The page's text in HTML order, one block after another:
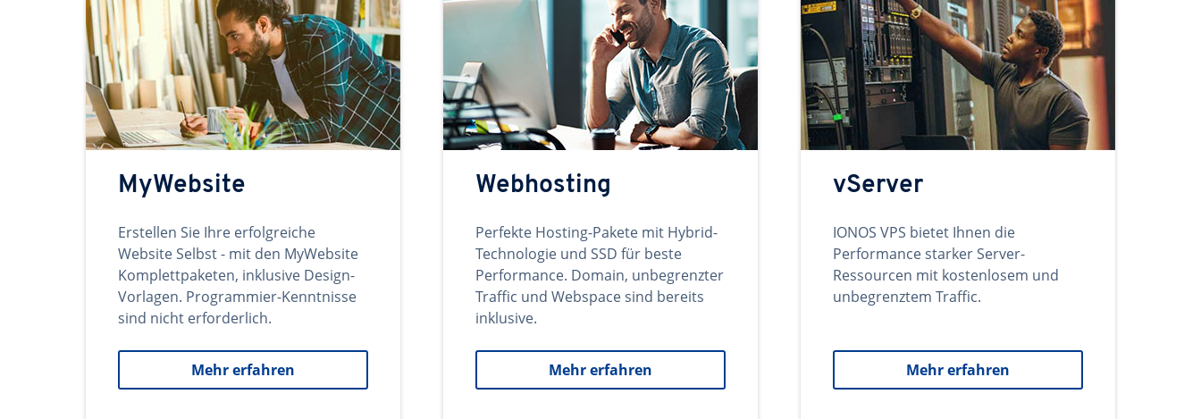
MyWebsite
Erstellen Sie Ihre erfolgreiche
Website Selbst - mit den MyWebsite
Komplettpaketen, inklusive Design-
Vorlagen. Programmier-Kenntnisse
sind nicht erforderlich.
Mehr erfahren
Webhosting
Perfekte Hosting-Pakete mit Hybrid-
Technologie und SSD für beste
Performance. Domain, unbegrenzter
Traffic und Webspace sind bereits
inklusive.
Mehr erfahren
vServer
IONOS VPS bietet Ihnen die
Performance starker Server-
Ressourcen mit kostenlosem und
unbegrenztem Traffic.
Mehr erfahren